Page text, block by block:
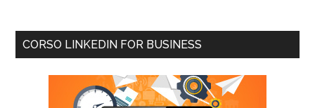
CORSO LINKEDIN FOR BUSINESS